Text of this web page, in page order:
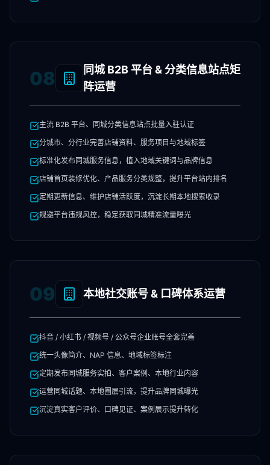
08
同城 B2B 平台 & 分类信息站点矩
阵运营
主流 B2B 平台、同城分类信息站点批量入驻认证
分城市、分行业完善店铺资料、服务项目与地域标签
标准化发布同城服务信息，植入地域关键词与品牌信息
店铺首页装修优化、产品服务分类规整，提升平台站内排名
定期更新信息、维护店铺活跃度，沉淀长期本地搜索收录
规避平台违规风控，稳定获取同城精准流量曝光
09 本地社交账号 & 口碑体系运营
抖音 / 小红书 / 视频号 / 公众号企业账号全套完善
统一头像简介、NAP 信息、地域标签标注
定期发布同城服务实拍、客户案例、本地行业内容
运营同城话题、本地圈层引流，提升品牌同城曝光
沉淀真实客户评价、口碑见证、案例展示提升转化